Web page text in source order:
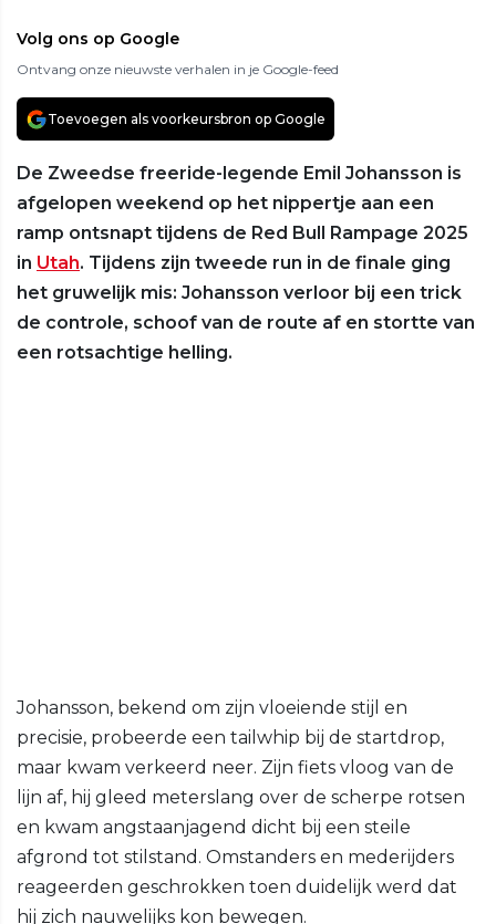
Volg ons op Google
Ontvang onze nieuwste verhalen in je Google-feed
Toevoegen als voorkeursbron op Google
De Zweedse freeride-legende Emil Johansson is
afgelopen weekend op het nippertje aan een
ramp ontsnapt tijdens de Red Bull Rampage 2025
in Utah. Tijdens zijn tweede run in de finale ging
het gruwelijk mis: Johansson verloor bij een trick
de controle, schoof van de route af en stortte van
een rotsachtige helling.
Johansson, bekend om zijn vloeiende stijl en
precisie, probeerde een tailwhip bij de startdrop,
maar kwam verkeerd neer. Zijn fiets vloog van de
lijn af, hij gleed meterslang over de scherpe rotsen
en kwam angstaanjagend dicht bij een steile
afgrond tot stilstand. Omstanders en mederijders
reageerden geschrokken toen duidelijk werd dat
hij zich nauwelijks kon bewegen.